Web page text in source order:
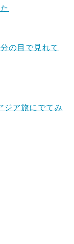
の目で見れて
ジア旅にでてみ